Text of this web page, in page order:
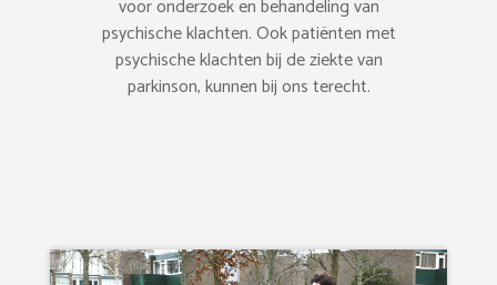
voor onderzoek en behandeling van
psychische klachten. Ook patiënten met
psychische klachten bij de ziekte van
parkinson, kunnen bij ons terecht.